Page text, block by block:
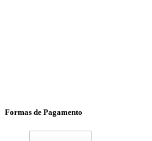
Formas de Pagamento